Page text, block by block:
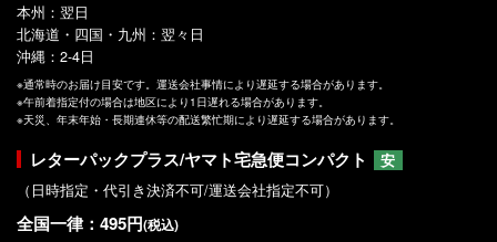
本州：翌日
北海道・四国・九州：翌々日
沖縄：2-4日
※通常時のお届け目安です。運送会社事情により遅延する場合があります。
※午前着指定付の場合は地区により1日遅れる場合があります。
※天災、年末年始・長期連休等の配送繁忙期により遅延する場合があります。
レターパックプラス/ヤマト宅急便コンパクト
安
（日時指定・代引き決済不可/運送会社指定不可）
全国一律：495円(税込)